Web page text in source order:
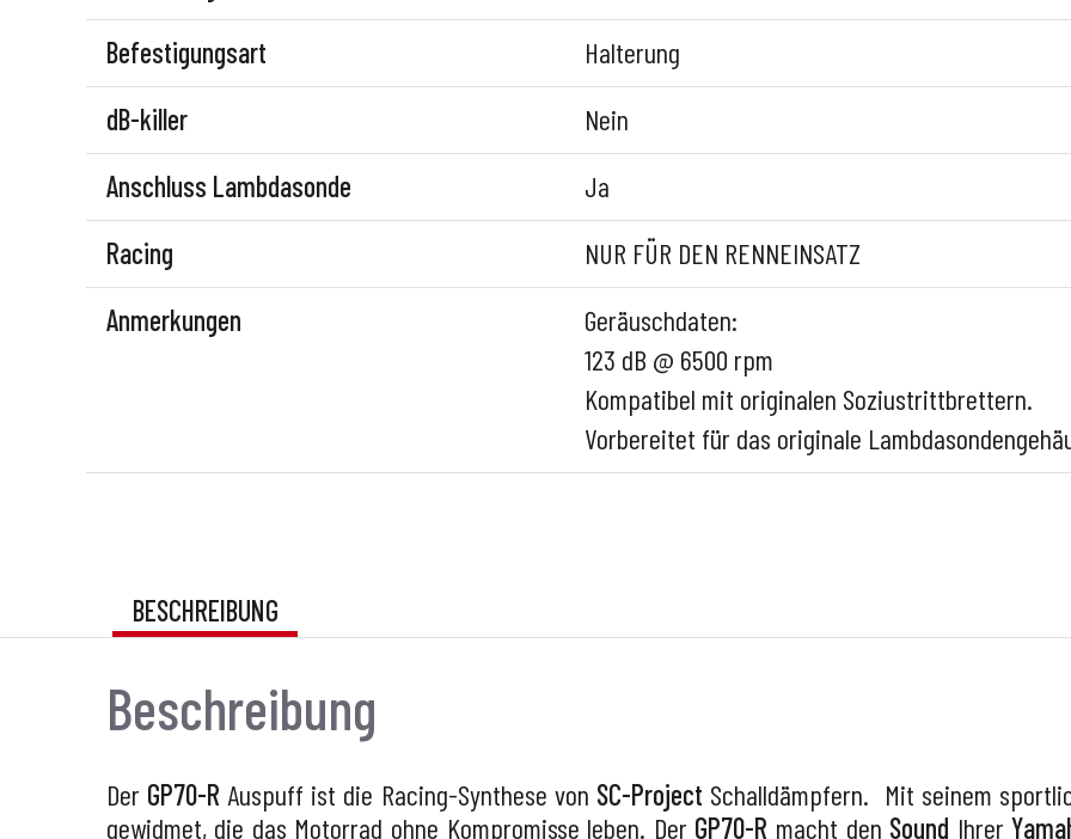
Befestigungsart
Halterung
dB-killer
Nein
Anschluss Lambdasonde
Ja
Racing
NUR FÜR DEN RENNEINSATZ
Anmerkungen
Geräuschdaten:
123 dB @ 6500 rpm
Kompatibel mit originalen Soziustrittbrettern.
Vorbereitet für das originale
BESCHREIBUNG
Beschreibung
Der GP70-R Auspuff ist die Racing-Synthese von SC-Project Schalldämpfern. Mit seinem
gewidmet, die das Motorrad ohne Kompromisse leben. Der GP70-R macht den Sound Ihrer